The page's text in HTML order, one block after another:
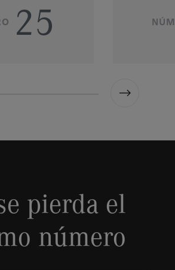
25
pierda el
número